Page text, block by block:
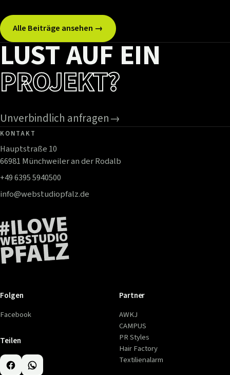
Alle Beiträge ansehen →
LUST AUF EIN
PROJEKT?
Unverbindlich anfragen→
KONTAKT
Hauptstraße 10
66981 Münchweiler an der Rodalb
+49 6395 5940500
info@webstudiopfalz.de
Folgen
Facebook
Teilen
Partner
AWKJ
CAMPUS
PR Styles
Hair Factory
Textilienalarm